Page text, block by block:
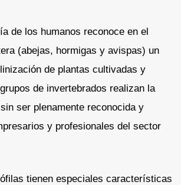
de los humanos reconoce en el
(abejas, hormigas y avispas) un
de plantas cultivadas y
de invertebrados realizan la
ser plenamente reconocida y
y profesionales del sector
tienen especiales características